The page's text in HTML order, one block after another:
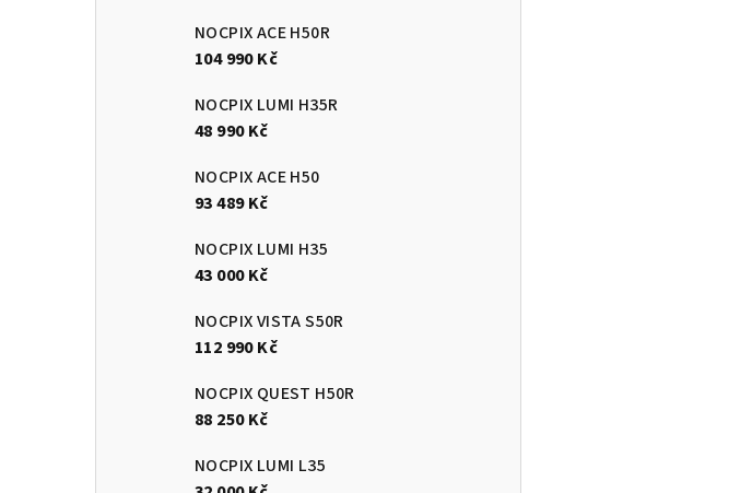
NOCPIX ACE H50R
104 990 Kč
NOCPIX LUMI H35R
48 990 Kč
NOCPIX ACE H50
93 489 Kč
NOCPIX LUMI H35
43 000 Kč
NOCPIX VISTA S50R
112 990 Kč
NOCPIX QUEST H50R
88 250 Kč
NOCPIX LUMI L35